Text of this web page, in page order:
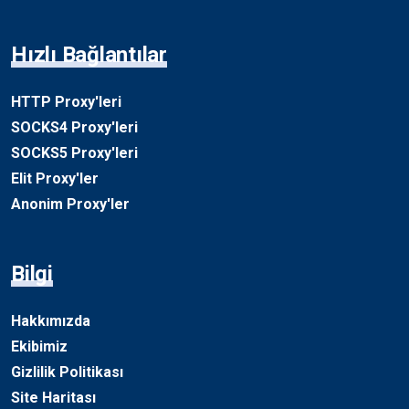
Hızlı Bağlantılar
HTTP Proxy'leri
SOCKS4 Proxy'leri
SOCKS5 Proxy'leri
Elit Proxy'ler
Anonim Proxy'ler
Bilgi
Hakkımızda
Ekibimiz
Gizlilik Politikası
Site Haritası